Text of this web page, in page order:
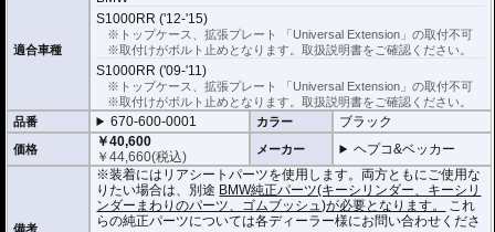
※装着にはリアシートパーツをSpeedrackに移植する必要があります。
適合車種
S1000RR ('12-'15)
※トップケース、拡張プレート 「Universal Extension」の取付不可
※取付けがボルト止めとなります。取扱説明書をご確認ください。
S1000RR ('09-'11)
※トップケース、拡張プレート 「Universal Extension」の取付不可
※取付けがボルト止めとなります。取扱説明書をご確認ください。
品番
670-600-0001 カラー ブラック
価格
￥40,600
￥44,660(税込) メーカー ヘプコ&ベッカー
備考
※装着にはリアシートパーツを使用します。両方ともにご使用な
りたい場合は、別途 BMW純正パーツ(キーシリンダー、キーシリ
ンダーまわりのパーツ、ゴムブッシュ)が必要となります。
これ
らの純正パーツについては各ディーラー様にお問い合わせくださ